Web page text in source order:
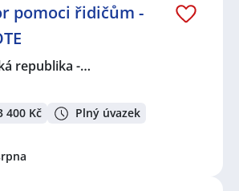
pomoci řidičům -
republika -…
400 Kč Plný úvazek